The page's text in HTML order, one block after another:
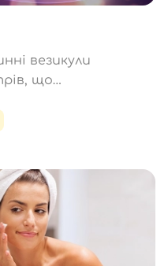
везикули
що
— доставка
вони…